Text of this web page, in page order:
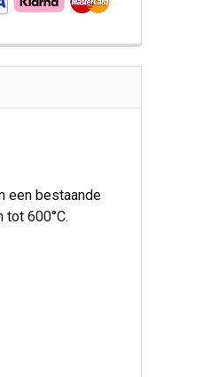
een bestaande
600°C.